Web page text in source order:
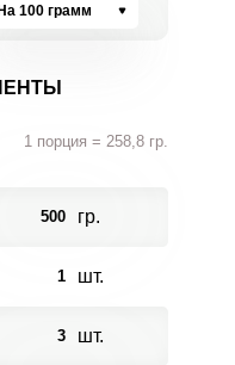
На 100 грамм
1 порция = 258,8 гр.
500 гр.
1 шт.
3 шт.